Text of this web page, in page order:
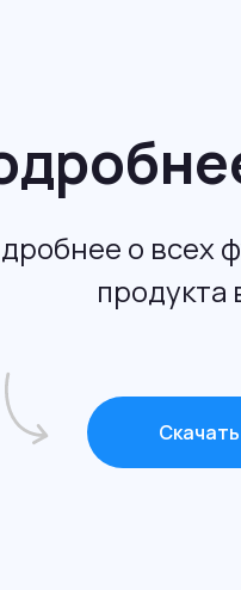
о всех
продукта